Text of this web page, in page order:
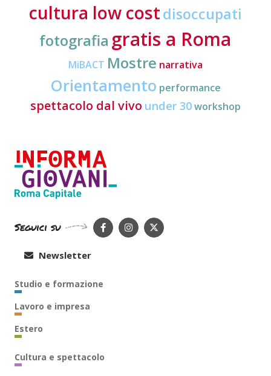
cultura low costdisoccupati
fotografia gratis a Roma
MiBACT Mostre narrativa
Orientamento performance
spettacolo dal vivo under 30workshop
Seguici su
Newsletter
Studio e formazione
Lavoro e impresa
Estero
Cultura e spettacolo